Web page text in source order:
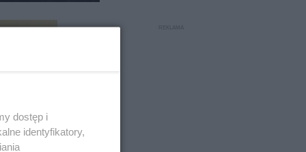
-
dostęp i
identyfikatory,